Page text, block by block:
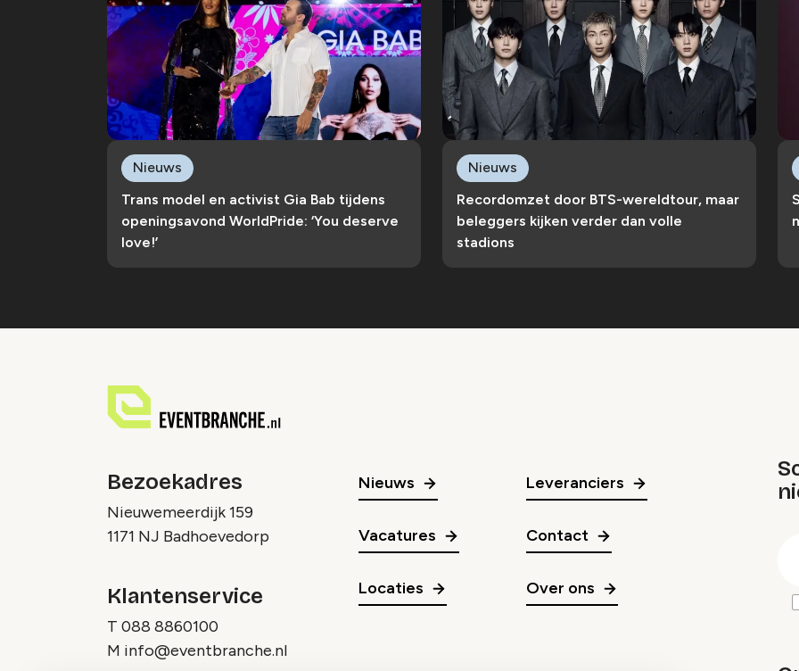
Trans model en activist Gia Bab tijdens
openingsavond WorldPride: ‘You deserve
love!’
Nieuws
Recordomzet door BTS-wereldtour, maar
beleggers kijken verder dan volle
stadions
Nieuws
Bezoekadres
Nieuwemeerdijk 159
1171 NJ Badhoevedorp
Klantenservice
T 088 8860100
M info@eventbranche.nl
Nieuws
Vacatures
Locaties
Leveranciers
Contact
Over ons